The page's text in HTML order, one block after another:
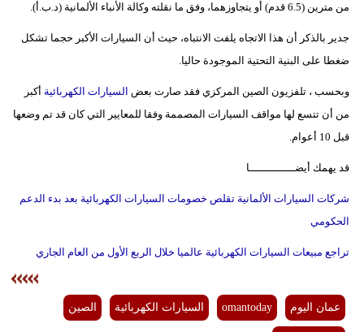
من مترين (6.5 قدم) أو يتجاوزهما، وفق ما نقلته وكالة الأنباء الألمانية (د.ب.أ).
جدير بالذكر أن هذا الاتجاه يلفت الانتباه، حيث أن السيارات الأكبر حجما تشكل
ضغطا على البنية التحتية الموجودة حاليا.
وبحسب ، تلفزيون الصين المركزي فقد صارت بعض السيارات الكهربائية أكبر
من أن تتسع لها مواقف السيارات المصممة وفقا للمعايير التي كان قد تم وضعها
قبل 10 أعوام.
قد يهمك أيضــــــــــــــا
شركات السيارات الألمانية تقلص خصومات السيارات الكهربائية بعد بدء الدعم
الحكومي
تراجع مبيعات السيارات الكهربائية عالميا خلال الربع الأول من العام الجاري
عمان اليوم omantoday السيارات الكهربائية الصين